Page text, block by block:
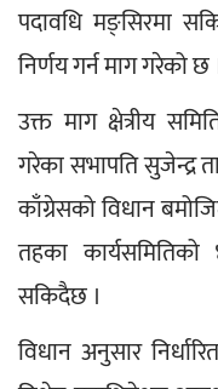
पदावधि मङ्सिरमा
निर्णय गर्न माग गरेको छ
उक्त माग क्षेत्रीय
गरेका सभापति सुजेन्द्र
काँग्रेसको विधान
तहका
सकिदैछ ।
विधान अनुसार